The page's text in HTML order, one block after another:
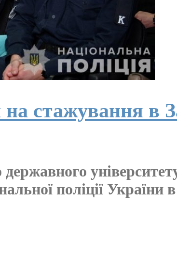
стажування в
поліції України